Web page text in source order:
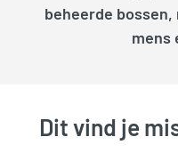
beheerde
mens
Dit vind je